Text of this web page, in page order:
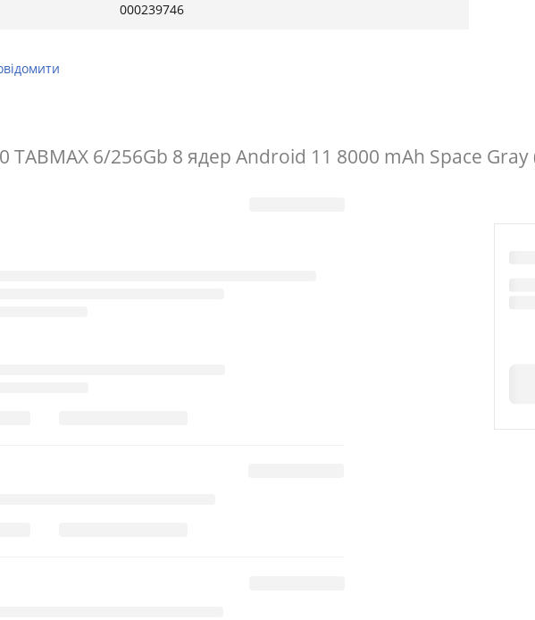
000239746
TABMAX 6/256Gb 8 ядер Android 11 8000 mAh Space Gray